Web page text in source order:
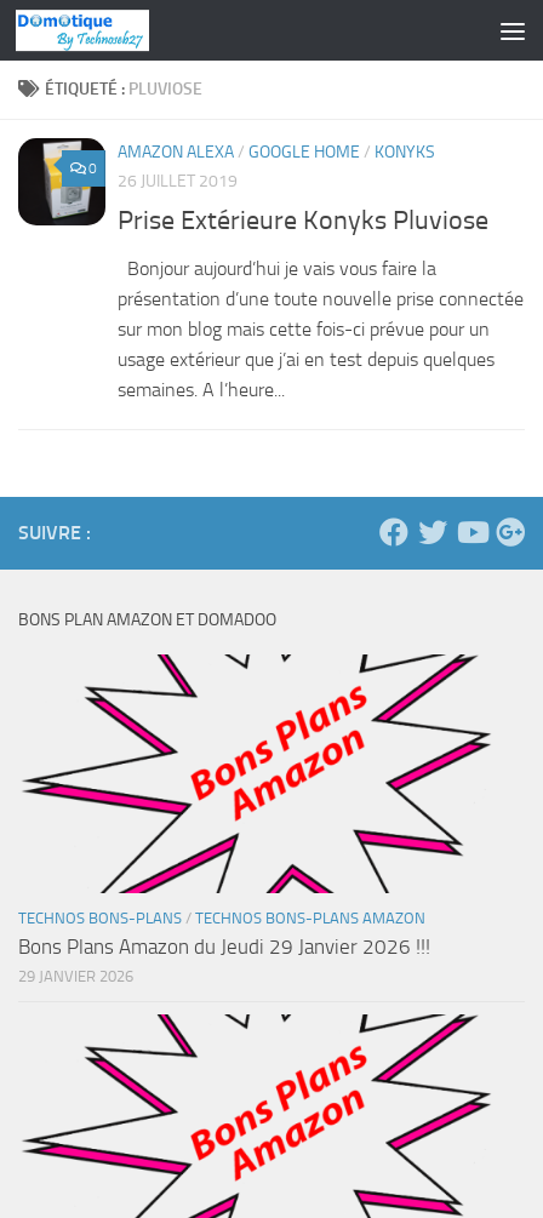
Skip to content
ÉTIQUETÉ : PLUVIOSE
0
AMAZON ALEXA/ GOOGLE HOME / KONYKS
26 JUILLET 2019
Prise Extérieure Konyks Pluviose
Bonjour aujourd’hui je vais vous faire la
présentation d’une toute nouvelle prise connectée
sur mon blog mais cette fois-ci prévue pour un
usage extérieur que j’ai en test depuis quelques
semaines. A l’heure...
SUIVRE :
BONS PLAN AMAZON ET DOMADOO
TECHNOS BONS-PLANS / TECHNOS BONS-PLANS AMAZON
Bons Plans Amazon du Jeudi 29 Janvier 2026 !!!
29 JANVIER 2026